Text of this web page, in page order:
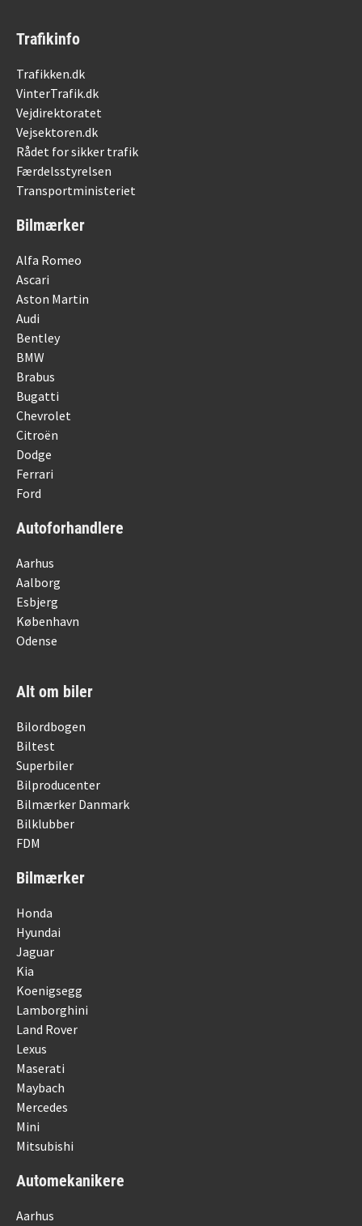
Trafikinfo
Trafikken.dk
VinterTrafik.dk
Vejdirektoratet
Vejsektoren.dk
Rådet for sikker trafik
Færdelsstyrelsen
Transportministeriet
Bilmærker
Alfa Romeo
Ascari
Aston Martin
Audi
Bentley
BMW
Brabus
Bugatti
Chevrolet
Citroën
Dodge
Ferrari
Ford
Autoforhandlere
Aarhus
Aalborg
Esbjerg
København
Odense
Alt om biler
Bilordbogen
Biltest
Superbiler
Bilproducenter
Bilmærker Danmark
Bilklubber
FDM
Bilmærker
Honda
Hyundai
Jaguar
Kia
Koenigsegg
Lamborghini
Land Rover
Lexus
Maserati
Maybach
Mercedes
Mini
Mitsubishi
Automekanikere
Aarhus